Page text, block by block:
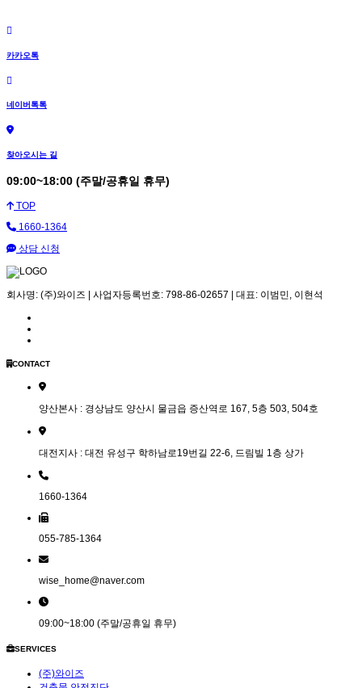
카카오톡
네이버톡톡
찾아오시는 길
09:00~18:00 (주말/공휴일 휴무)
TOP
1660-1364
상담 신청
회사명: (주)와이즈 | 사업자등록번호: 798-86-02657 | 대표: 이범민, 이현석
CONTACT
양산본사 : 경상남도 양산시 물금읍 증산역로 167, 5층 503, 504호
대전지사 : 대전 유성구 학하남로19번길 22-6, 드림빌 1층 상가
1660-1364
055-785-1364
wise_home@naver.com
09:00~18:00 (주말/공휴일 휴무)
SERVICES
(주)와이즈